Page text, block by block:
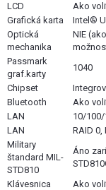
LCD
Ako
Grafická karta
Intel®
Optická
mechanika
NIE
Passmark
graf.karty
1040
Chipset
Bluetooth
Ako
LAN
10/100/
LAN
RAID 0,
Military
štandard MIL-
STD810
Áno
Klávesnica
Ako